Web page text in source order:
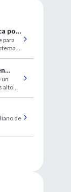
por
para
un
alto
de